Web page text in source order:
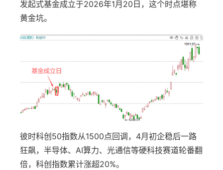
发起式基金成立于2026年1月20日，这个时点堪称
黄金坑。
彼时科创50指数从1500点回调，4月初企稳后一路
狂飙，半导体、AI算力、光通信等硬科技赛道轮番翻
倍，科创指数累计涨超20%。